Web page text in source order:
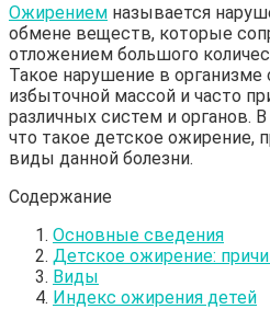
Ожирением называется
обмене веществ, которые
отложением большого
Такое нарушение в
избыточной массой и часто
различных систем и органов.
что такое детское ожирение,
виды данной болезни.
Содержание
Основные сведения
Детское ожирение:
Виды
Индекс ожирения детей